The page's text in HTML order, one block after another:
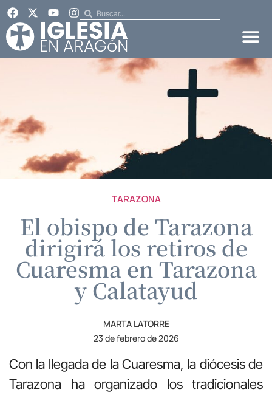
TARAZONA
El obispo de Tarazona
dirigirá los retiros de
Cuaresma en Tarazona
y Calatayud
MARTA LATORRE
23 de febrero de 2026
Con la llegada de la Cuaresma, la diócesis de
Tarazona ha organizado los tradicionales